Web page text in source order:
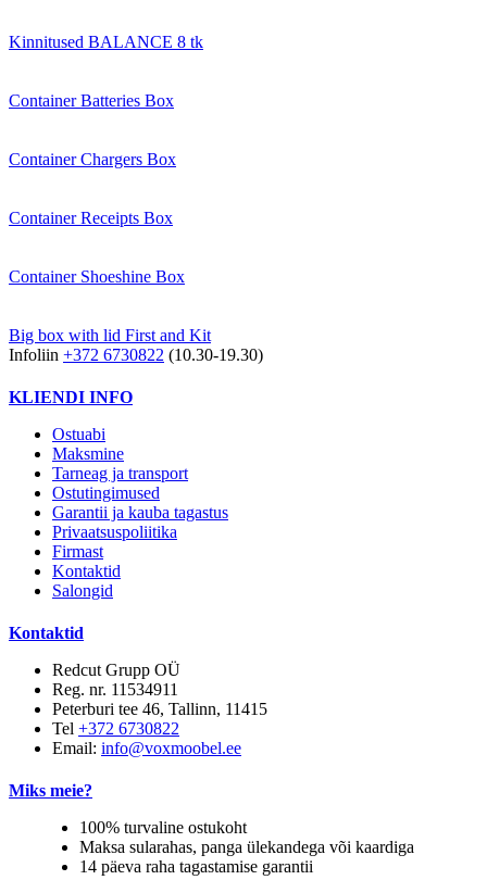
Kinnitused BALANCE 8 tk
Container Batteries Box
Container Chargers Box
Container Receipts Box
Container Shoeshine Box
Big box with lid First and Kit
Infoliin +372 6730822 (10.30-19.30)
KLIENDI INFO
Ostuabi
Maksmine
Tarneag ja transport
Ostutingimused
Garantii ja kauba tagastus
Privaatsuspoliitika
Firmast
Kontaktid
Salongid
Kontaktid
Redcut Grupp OÜ
Reg. nr. 11534911
Peterburi tee 46, Tallinn, 11415
Tel +372 6730822
Email: info@voxmoobel.ee
Miks meie?
100% turvaline ostukoht
Maksa sularahas, panga ülekandega või kaardiga
14 päeva raha tagastamise garantii